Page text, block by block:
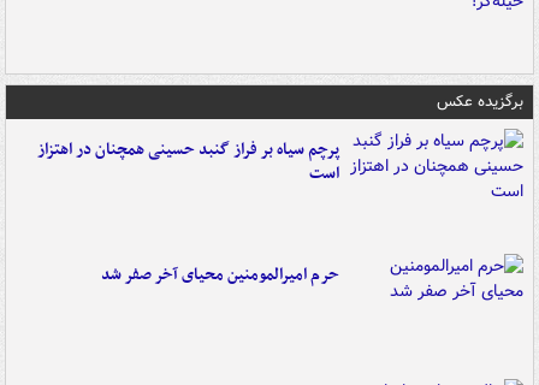
برگزیده عکس
پرچم سیاه بر فراز گنبد حسینی همچنان در اهتزاز
است
حرم امیرالمومنین محیای آخر صفر شد